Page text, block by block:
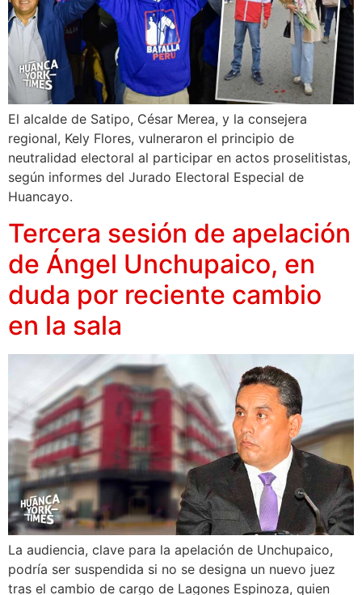
El alcalde de Satipo, César Merea, y la consejera
regional, Kely Flores, vulneraron el principio de
neutralidad electoral al participar en actos proselitistas,
según informes del Jurado Electoral Especial de
Huancayo.
Tercera sesión de apelación
de Ángel Unchupaico, en
duda por reciente cambio
en la sala
La audiencia, clave para la apelación de Unchupaico,
podría ser suspendida si no se designa un nuevo juez
tras el cambio de cargo de Lagones Espinoza, quien